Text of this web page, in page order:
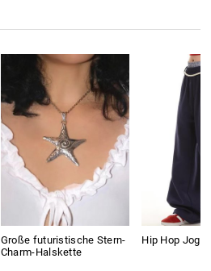
Große futuristische Stern-
Charm-Halskette
Hip Hop